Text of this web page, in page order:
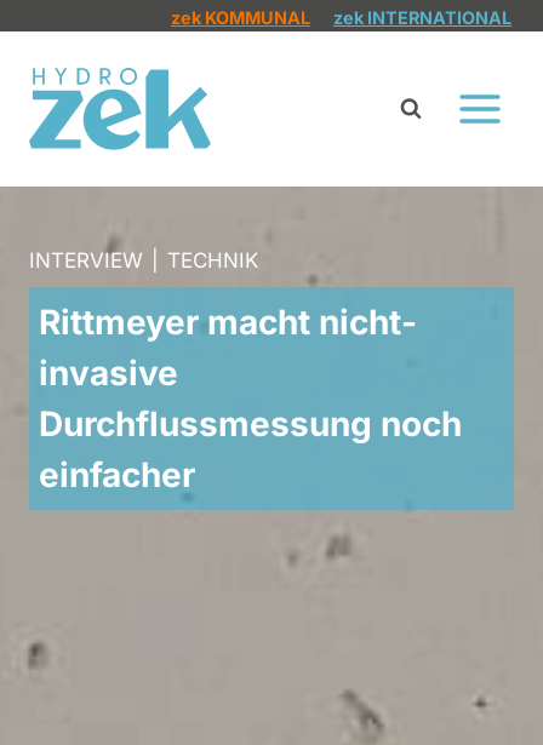
springen
zek KOMMUNAL zek INTERNATIONAL
INTERVIEW TECHNIK
Rittmeyer macht nicht-
invasive
Durchflussmessung noch
einfacher